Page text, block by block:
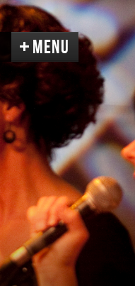
F l K
MENU